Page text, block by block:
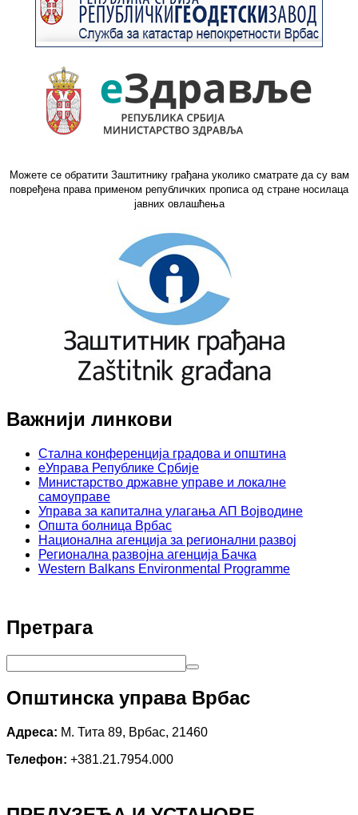
Можете се обратити Заштитнику грађана уколико сматрате да су вам
повређена права применом републичких прописа од стране носилаца
јавних овлашћења
Важнији линкови
Стална конференција градова и општина
еУправа Републике Србије
Министарство државне управе и локалне
самоуправе
Управа за капитална улагања АП Војводине
Општа болница Врбас
Национална агенција за регионални развој
Регионална развојна агенција Бачка
Western Balkans Environmental Programme
Претрага
Општинска управа Врбас
Адреса: М. Тита 89, Врбас, 21460
Телефон: +381.21.7954.000